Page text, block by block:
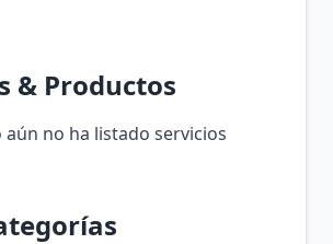
& Productos
aún no ha listado servicios